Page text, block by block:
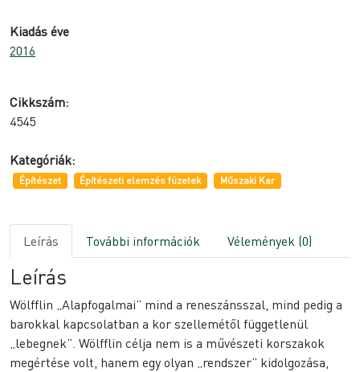
Kiadás éve
2016
Cikkszám:
4545
Kategóriák:
Építészet Építészeti elemzés füzetek Műszaki Kar
Leírás További információk Vélemények (0)
Leírás
Wölfflin „Alapfogalmai” mind a reneszánsszal, mind pedig a
barokkal kapcsolatban a kor szellemétől függetlenül
„lebegnek”. Wölfflin célja nem is a művészeti korszakok
megértése volt, hanem egy olyan „rendszer” kidolgozása,